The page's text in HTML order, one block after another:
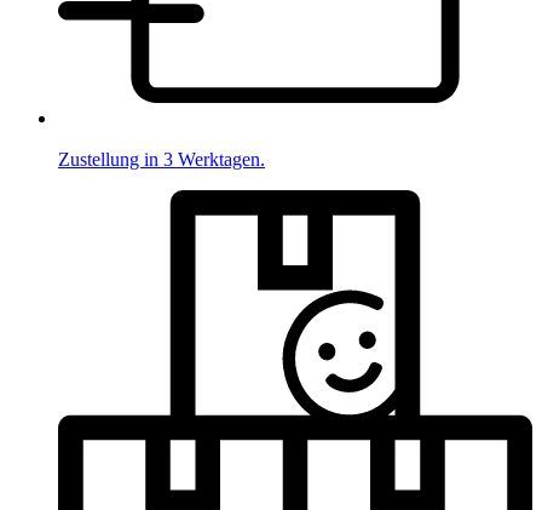
Zustellung in 3 Werktagen.